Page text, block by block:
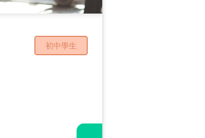
初中學生